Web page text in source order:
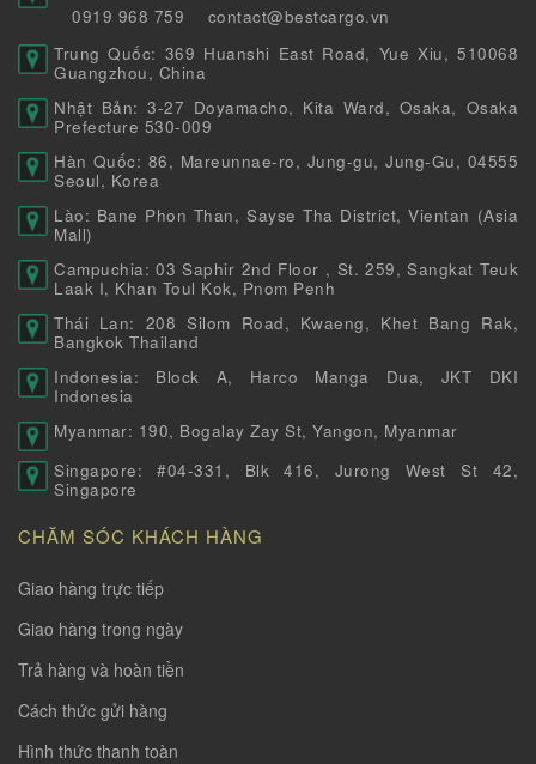
0919 968 759
contact@bestcargo.vn
Trung Quốc: 369 Huanshi East Road, Yue Xiu, 510068
Guangzhou, China
Nhật Bản: 3-27 Doyamacho, Kita Ward, Osaka, Osaka
Prefecture 530-009
Hàn Quốc: 86, Mareunnae-ro, Jung-gu, Jung-Gu, 04555
Seoul, Korea
Lào: Bane Phon Than, Sayse Tha District, Vientan (Asia
Mall)
Campuchia: 03 Saphir 2nd Floor , St. 259, Sangkat Teuk
Laak I, Khan Toul Kok, Pnom Penh
Thái Lan: 208 Silom Road, Kwaeng, Khet Bang Rak,
Bangkok Thailand
Indonesia: Block A, Harco Manga Dua, JKT DKI
Indonesia
Myanmar: 190, Bogalay Zay St, Yangon, Myanmar
Singapore: #04-331, Blk 416, Jurong West St 42,
Singapore
CHĂM SÓC KHÁCH HÀNG
Giao hàng trực tiếp
Giao hàng trong ngày
Trả hàng và hoàn tiền
Cách thức gửi hàng
Hình thức thanh toàn